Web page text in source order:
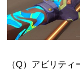
（Q）アビリテ